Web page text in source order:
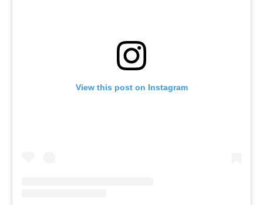
View this post on Instagram